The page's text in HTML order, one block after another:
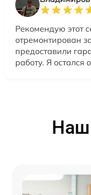
Рекомендую этот
отремонтирован
предоставили
работу. Я остался